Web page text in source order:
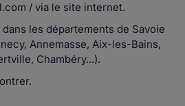
/ via le site internet.
les départements de Savoie
Annemasse, Aix-les-Bains,
Chambéry...).